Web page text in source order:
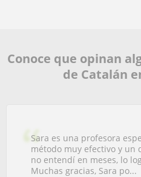
Conoce que opinan
de Catalán
Sara es una profesora
método muy efectivo y un
no entendí en meses, lo
Muchas gracias, Sara po...